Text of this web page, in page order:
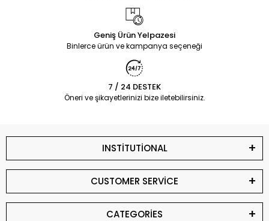
Geniş Ürün Yelpazesi
Binlerce ürün ve kampanya seçeneği
7 / 24 DESTEK
Öneri ve şikayetlerinizi bize iletebilirsiniz.
INSTİTUTİONAL
CUSTOMER SERVİCE
CATEGORİES